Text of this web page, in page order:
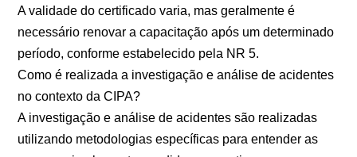
A validade do certificado varia, mas geralmente é
necessário renovar a capacitação após um determinado
período, conforme estabelecido pela NR 5.
Como é realizada a investigação e análise de acidentes
no contexto da CIPA?
A investigação e análise de acidentes são realizadas
utilizando metodologias específicas para entender as